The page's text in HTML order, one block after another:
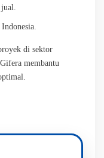
jual.
di sektor
membantu